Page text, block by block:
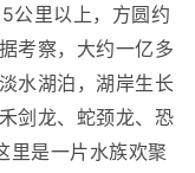
公里以上，方圆约
考察，大约一亿多
水湖泊，湖岸生长
剑龙、蛇颈龙、恐
里是一片水族欢聚